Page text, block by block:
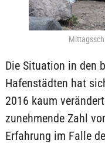
Die Situation in den
Hafenstädten hat
2016 kaum
zunehmende Zahl
Erfahrung im Falle